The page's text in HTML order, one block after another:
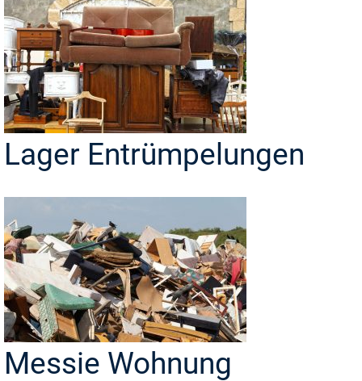
Lager Entrümpelungen
Messie Wohnung